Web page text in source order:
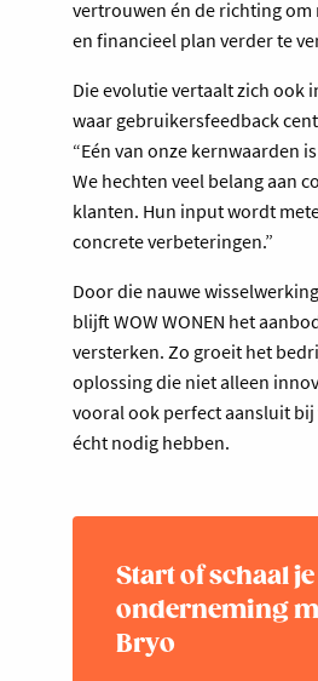
vertrouwen én de richting
en financieel plan verder te
Die evolutie vertaalt zich ook
waar gebruikersfeedback
“Eén van onze kernwaarden
We hechten veel belang aan
klanten. Hun input wordt
concrete verbeteringen.”
Door die nauwe
blijft WOW WONEN het
versterken. Zo groeit het
oplossing die niet alleen
vooral ook perfect aansluit
écht nodig hebben.
Start of schaal je
onderneming
Bryo